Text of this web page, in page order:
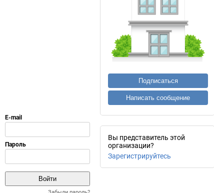
Подписаться
Написать сообщение
Вы представитель этой
организации?
Зарегистрируйтесь